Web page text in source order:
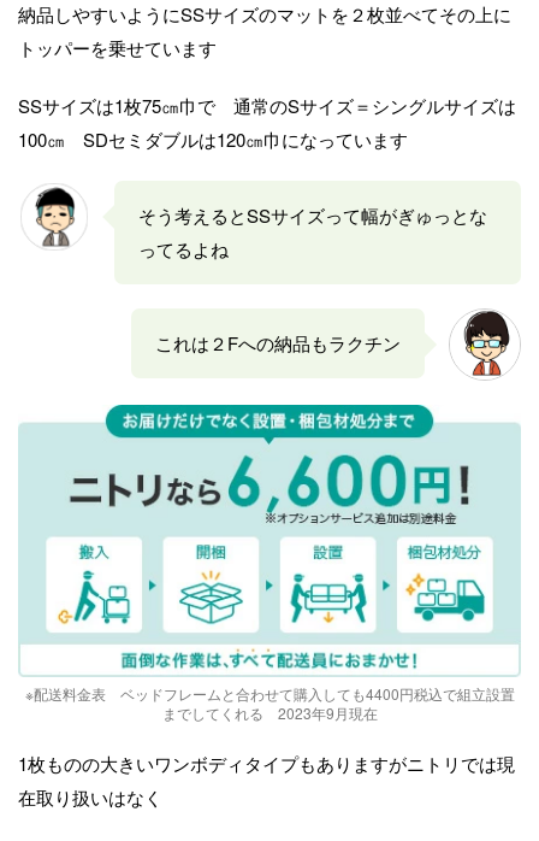
納品しやすいようにSSサイズのマットを２枚並べてその上に
トッパーを乗せています
SSサイズは1枚75㎝巾で 通常のSサイズ＝シングルサイズは
100㎝ SDセミダブルは120㎝巾になっています
そう考えるとSSサイズって幅がぎゅっとな
ってるよね
これは２Fへの納品もラクチン
※配送料金表 ベッドフレームと合わせて購入しても4400円税込で組立設置
までしてくれる 2023年9月現在
1枚ものの大きいワンボディタイプもありますがニトリでは現
在取り扱いはなく